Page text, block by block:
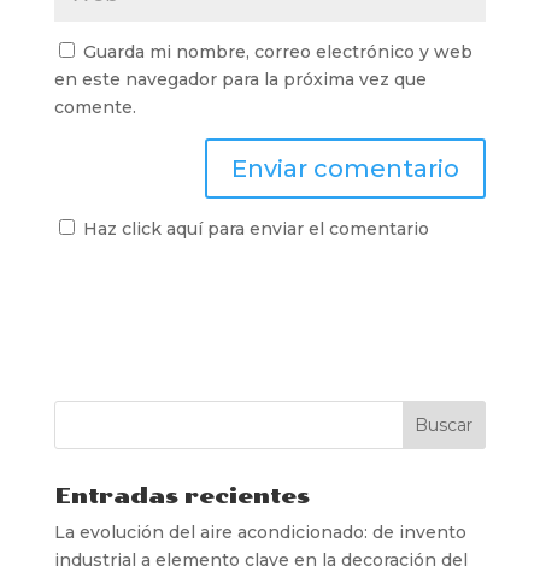
Guarda mi nombre, correo electrónico y web
en este navegador para la próxima vez que
comente.
Haz click aquí para enviar el comentario
Entradas recientes
La evolución del aire acondicionado: de invento
industrial a elemento clave en la decoración del